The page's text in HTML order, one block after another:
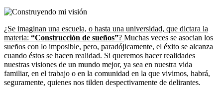
¿Se imaginan una escuela, o hasta una universidad, que dictara la
materia: “Construcción de sueños”? Muchas veces se asocian los
sueños con lo imposible, pero, paradójicamente, el éxito se alcanza
cuando éstos se hacen realidad. Si queremos hacer realidades
nuestras visiones de un mundo mejor, ya sea en nuestra vida
familiar, en el trabajo o en la comunidad en la que vivimos, habrá,
seguramente, quienes nos tilden despectivamente de delirantes.